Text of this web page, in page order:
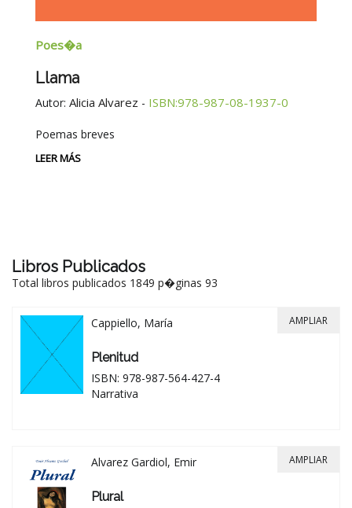
Poes�a
Llama
Autor: Alicia Alvarez - ISBN:978-987-08-1937-0
Poemas breves
LEER MÁS
Libros Publicados
Total libros publicados 1849 p�ginas 93
Cappiello, María
Plenitud
ISBN: 978-987-564-427-4
Narrativa
AMPLIAR
Alvarez Gardiol, Emir
Plural
AMPLIAR